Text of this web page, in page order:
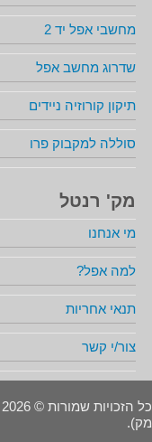
מחשבי אפל יד 2
שדרוג מחשב אפל
תיקון קורוזיה ניידים
סוללה למקבוק פרו
מק' רנטל
מי אנחנו
למה אפל?
תנאי אחריות
צור/י קשר
מק).